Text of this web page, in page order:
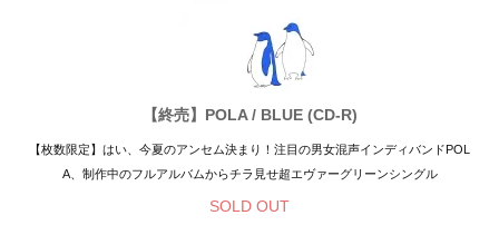
【終売】POLA / BLUE (CD-R)
【枚数限定】はい、今夏のアンセム決まり！注目の男女混声インディバンドPOL
A、制作中のフルアルバムからチラ見せ超エヴァーグリーンシングル
SOLD OUT